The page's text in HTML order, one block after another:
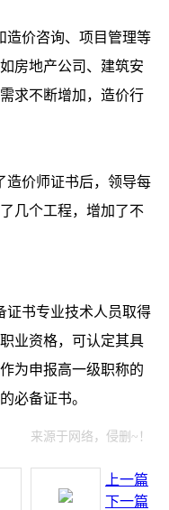
造价咨询、项目管理等
房地产公司、建筑安
求不断增加，造价行
造价师证书后，领导每
几个工程，增加了不
证书专业技术人员取得
业资格，可认定其具
为申报高一级职称的
必备证书。
来源于网络，侵删~！
上一篇
下一篇